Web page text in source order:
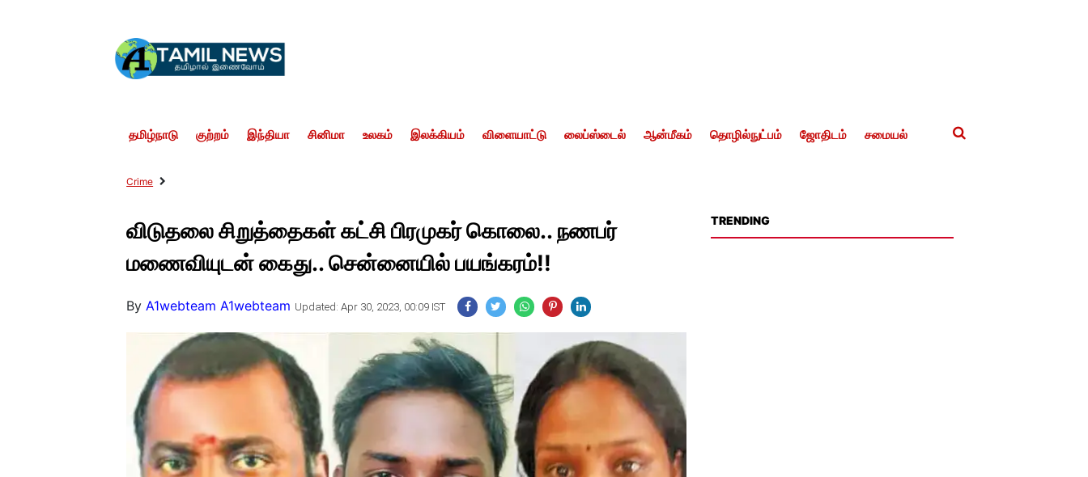
தமிழ்நாடு குற்றம் இந்தியா சினிமா உலகம் இலக்கியம் விளையாட்டு லைப்ஸ்டைல் ஆன்மீகம் தொழில்நுட்பம் ஜோதிடம் சமையல்
Crime
விடுதலை சிறுத்தைகள் கட்சி பிரமுகர் கொலை.. நணபர்
மணைவியுடன் கைது.. சென்னையில் பயங்கரம்!!
ByA1webteam A1webteam Updated: Apr 30, 2023, 00:09 IST
TRENDING